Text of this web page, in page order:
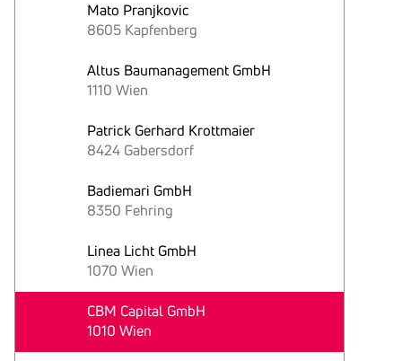
Mato Pranjkovic
8605 Kapfenberg
Altus Baumanagement GmbH
1110 Wien
Patrick Gerhard Krottmaier
8424 Gabersdorf
Badiemari GmbH
8350 Fehring
Linea Licht GmbH
1070 Wien
CBM Capital GmbH
1010 Wien